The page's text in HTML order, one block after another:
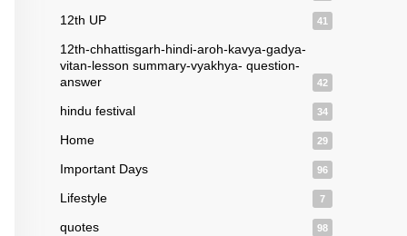
12th UP 41
12th-chhattisgarh-hindi-aroh-kavya-gadya-
vitan-lesson summary-vyakhya- question-
answer
42
hindu festival 34
Home 29
Important Days 96
Lifestyle 7
quotes 98